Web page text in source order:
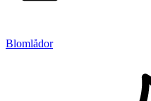
Blomlådor